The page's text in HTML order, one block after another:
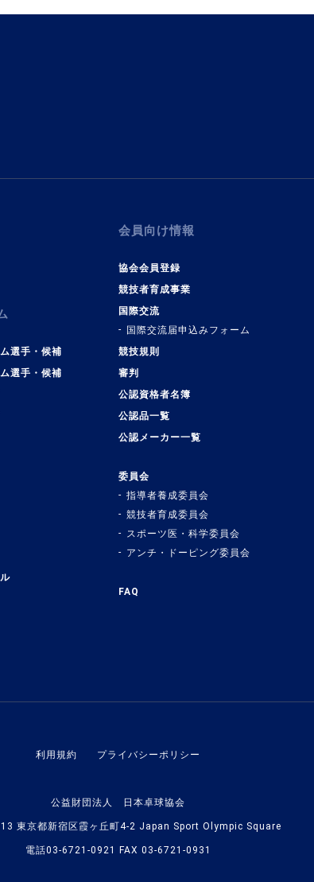
選手・候補
選手・候補
会員向け情報
協会会員登録
競技者育成事業
国際交流
国際交流届申込みフォーム
競技規則
審判
公認資格者名簿
公認品一覧
公認メーカー一覧
委員会
指導者養成委員会
競技者育成委員会
スポーツ医・科学委員会
アンチ・ドーピング委員会
FAQ
利用規約 プライバシーポリシー
公益財団法人 日本卓球協会
東京都新宿区霞ヶ丘町4-2 Japan Sport Olympic Square
電話03-6721-0921 FAX 03-6721-0931